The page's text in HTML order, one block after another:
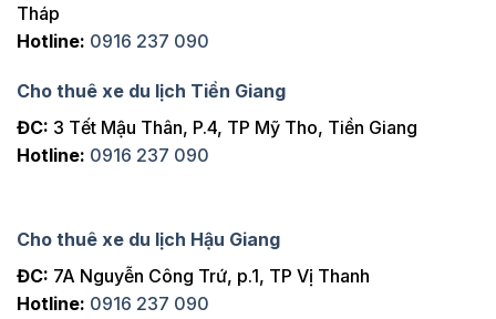
Tháp
Hotline: 0916 237 090
Cho thuê xe du lịch Tiền Giang
ĐC: 3 Tết Mậu Thân, P.4, TP Mỹ Tho, Tiền Giang
Hotline: 0916 237 090
Cho thuê xe du lịch Hậu Giang
ĐC: 7A Nguyễn Công Trứ, p.1, TP Vị Thanh
Hotline: 0916 237 090